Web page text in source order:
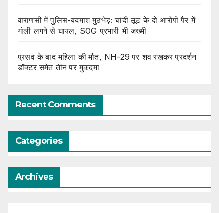
वाराणसी में पुलिस-बदमाश मुठभेड़: चांदी लूट के दो आरोपी पैर में
गोली लगने से घायल, SOG प्रभारी भी जख्मी
प्रसव के बाद महिला की मौत, NH-29 पर शव रखकर प्रदर्शन,
डॉक्टर समेत तीन पर मुकदमा
Recent Comments
Categories
Archives